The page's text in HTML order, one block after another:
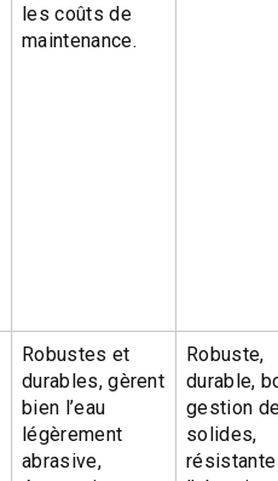
les coûts de
maintenance.
Robustes et
durables, gèrent
bien l’eau
légèrement
abrasive,
Robuste,
durable,
gestion
solides,
résistante